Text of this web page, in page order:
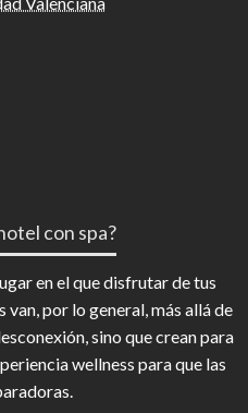
con spa?
en el que disfrutar de tus
por lo general, más allá de
sino que crean para
wellness para que las